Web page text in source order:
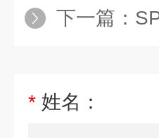
下一篇：
* 姓名：